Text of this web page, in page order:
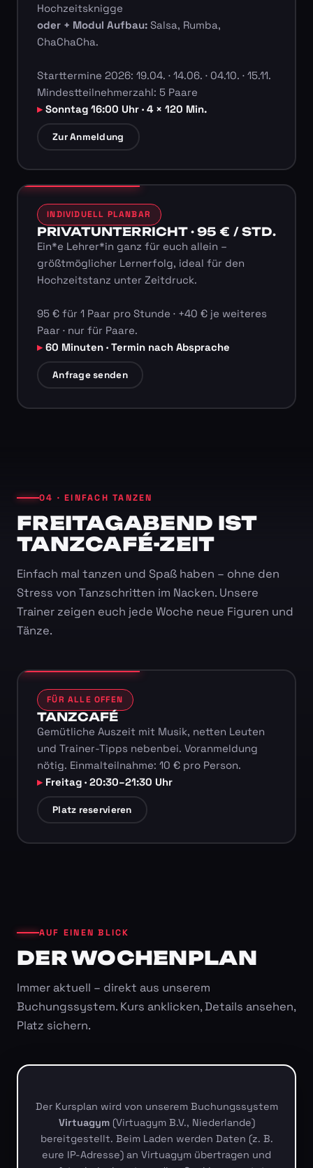
Hochzeitsknigge
oder + Modul Aufbau:Salsa, Rumba,
ChaChaCha.
Starttermine 2026: 19.04. · 14.06. · 04.10. · 15.11.
Mindestteilnehmerzahl: 5 Paare
Sonntag 16:00 Uhr · 4 × 120 Min.
Zur Anmeldung
INDIVIDUELL PLANBAR
PRIVATUNTERRICHT · 95 € / STD.
Ein*e Lehrer*in ganz für euch allein –
größtmöglicher Lernerfolg, ideal für den
Hochzeitstanz unter Zeitdruck.
95 € für 1 Paar pro Stunde · +40 € je weiteres
Paar · nur für Paare.
60 Minuten · Termin nach Absprache
Anfrage senden
04 · EINFACH TANZEN
FREITAGABEND IST
TANZCAFÉ-ZEIT
Einfach mal tanzen und Spaß haben – ohne den
Stress von Tanzschritten im Nacken. Unsere
Trainer zeigen euch jede Woche neue Figuren und
Tänze.
FÜR ALLE OFFEN
TANZCAFÉ
Gemütliche Auszeit mit Musik, netten Leuten
und Trainer-Tipps nebenbei. Voranmeldung
nötig. Einmalteilnahme: 10 € pro Person.
Freitag · 20:30–21:30 Uhr
Platz reservieren
AUF EINEN BLICK
DER WOCHENPLAN
Immer aktuell – direkt aus unserem
Buchungssystem. Kurs anklicken, Details ansehen,
Platz sichern.
Der Kursplan wird von unserem Buchungssystem
Virtuagym(Virtuagym B.V., Niederlande)
bereitgestellt. Beim Laden werden Daten (z. B.
eure IP-Adresse) an Virtuagym übertragen und